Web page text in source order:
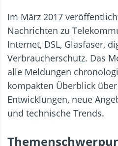
Im März 2017
Nachrichten zu
Internet, DSL, Glasfaser,
Verbraucherschutz. Das
alle Meldungen
kompakten Überblick
Entwicklungen, neue
und technische Trends.